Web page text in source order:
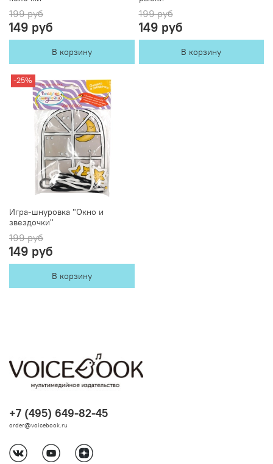
199 руб
149 руб
В корзину
199 руб
149 руб
В корзину
-25%
Игра-шнуровка "Окно и
звездочки"
199 руб
149 руб
В корзину
+7 (495) 649-82-45
order@voicebook.ru